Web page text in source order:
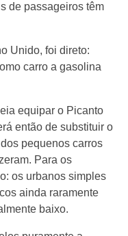
de passageiros têm
Unido, foi direto:
carro a gasolina
equipar o Picanto
então de substituir o
pequenos carros
Para os
os urbanos simples
ainda raramente
baixo.